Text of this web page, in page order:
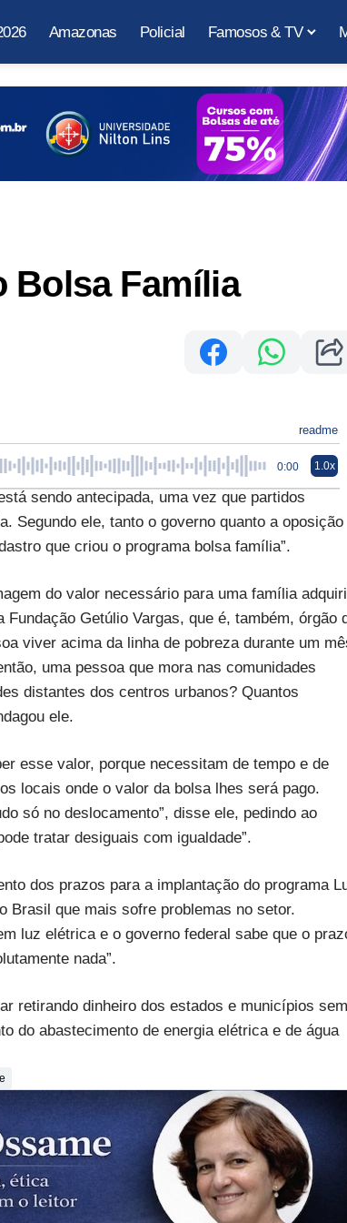
Amazonas Policial Famosos & TV
Bolsa Família
readme
0:00 1.0x
sendo antecipada, uma vez que partidos
Segundo ele, tanto o governo quanto a oposição
que criou o programa bolsa família”.
do valor necessário para uma família
Getúlio Vargas, que é, também, órgão
viver acima da linha de pobreza durante um
uma pessoa que mora nas comunidades
distantes dos centros urbanos? Quantos
ele.
esse valor, porque necessitam de tempo e de
locais onde o valor da bolsa lhes será pago.
só no deslocamento”, disse ele, pedindo ao
tratar desiguais com igualdade”.
dos prazos para a implantação do programa
Brasil que mais sofre problemas no setor.
luz elétrica e o governo federal sabe que o
nada”.
retirando dinheiro dos estados e municípios sem
do abastecimento de energia elétrica e de água